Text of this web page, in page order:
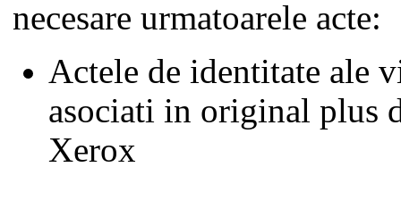
necesare urmatoarele acte:
Actele de identitate ale
asociati in original plus
Xerox